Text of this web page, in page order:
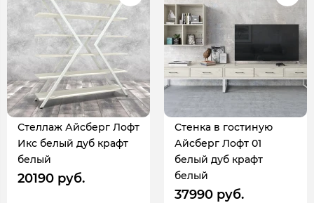
Стеллаж Айсберг Лофт
Икс белый дуб крафт
белый
20190 руб.
Стенка в гостиную
Айсберг Лофт 01
белый дуб крафт
белый
37990 руб.